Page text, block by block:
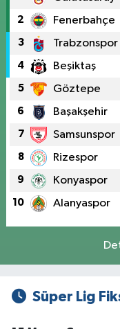
2 Fenerbahçe
3 Trabzonspor
4 Beşiktaş
5 Göztepe
6 Başakşehir
7 Samsunspor
8 Rizespor
9 Konyaspor
10 Alanyaspor
Süper Lig